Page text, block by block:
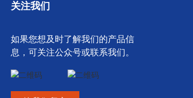
关注我们
如果您想及时了解我们的产品信
息，可关注公众号或联系我们。